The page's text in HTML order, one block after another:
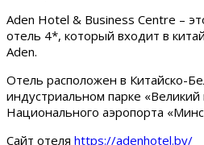
Aden Hotel & Business Centre –
отель 4*, который входит в
Aden.
Отель расположен в Китайско-
индустриальном парке «Великий
Национального аэропорта
Сайт отеля https://adenhotel.by/